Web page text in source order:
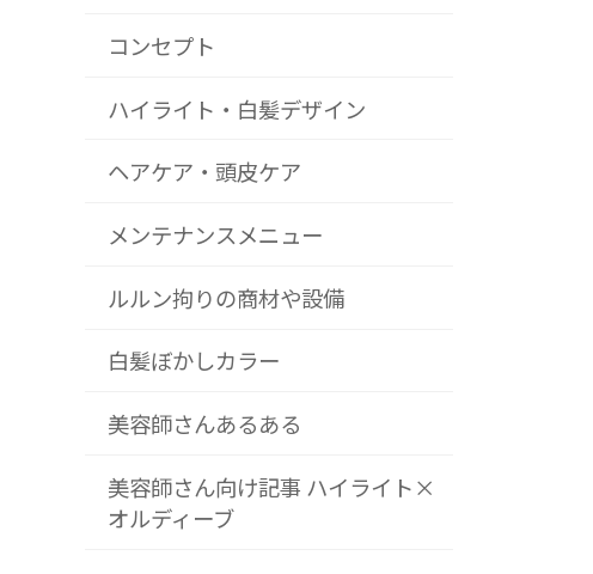
コンセプト
ハイライト・白髪デザイン
ヘアケア・頭皮ケア
メンテナンスメニュー
ルルン拘りの商材や設備
白髪ぼかしカラー
美容師さんあるある
美容師さん向け記事 ハイライト×
オルディーブ